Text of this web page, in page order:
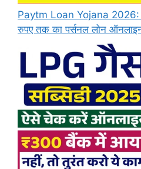
Paytm Loan Yojana
रुपए तक का पर्सनल लोन